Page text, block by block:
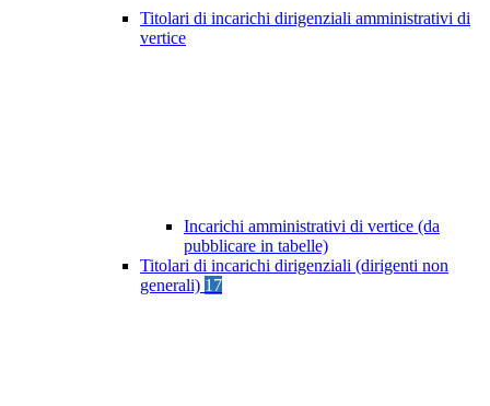
Titolari di incarichi dirigenziali amministrativi di
vertice
Incarichi amministrativi di vertice (da
pubblicare in tabelle)
Titolari di incarichi dirigenziali (dirigenti non
generali) 17